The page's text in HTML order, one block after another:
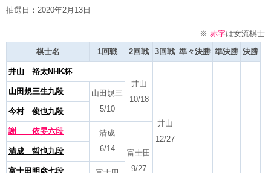
抽選日：2020年2月13日
※ 赤字は女流棋士
棋士名
1回戦 2回戦 3回戦 準々決勝 準決勝 決勝
井山 裕太NHK杯
井山
10/18
井山
12/27
山田規三生九段
山田規三
5/10
今村 俊也九段
謝 依旻六段
清成
6/14
富士田
9/27
清成 哲也九段
富士田明彦七段